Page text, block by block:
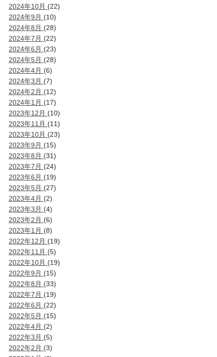
2024年10月 (22)
2024年9月 (10)
2024年8月 (28)
2024年7月 (22)
2024年6月 (23)
2024年5月 (28)
2024年4月 (6)
2024年3月 (7)
2024年2月 (12)
2024年1月 (17)
2023年12月 (10)
2023年11月 (11)
2023年10月 (23)
2023年9月 (15)
2023年8月 (31)
2023年7月 (24)
2023年6月 (19)
2023年5月 (27)
2023年4月 (2)
2023年3月 (4)
2023年2月 (6)
2023年1月 (8)
2022年12月 (19)
2022年11月 (5)
2022年10月 (19)
2022年9月 (15)
2022年8月 (33)
2022年7月 (19)
2022年6月 (22)
2022年5月 (15)
2022年4月 (2)
2022年3月 (5)
2022年2月 (3)